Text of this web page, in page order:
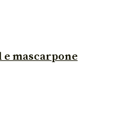
e mascarpone